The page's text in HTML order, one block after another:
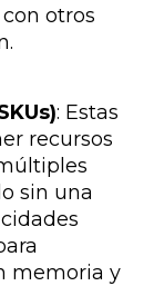
otros
: Estas
recursos
sin una
memoria y